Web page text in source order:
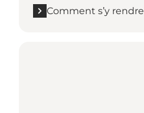
Comment s’y rendre